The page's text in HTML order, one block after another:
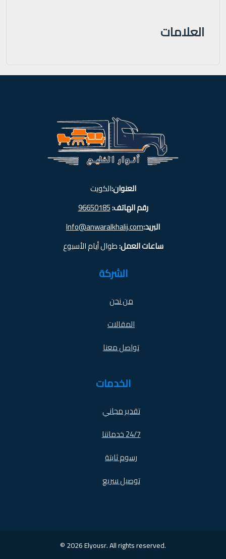
العلامات
العنوان:الكويت
رقم الهاتف:96650185
البريد:Info@anwaralkhalij.com
ساعات العمل:طوال أيام الأسبوع
الشركة
من نحن
المقالات
تواصل معنا
الخدمات
تقدير مجاني
24/7 خدماتنا
رسوم ثابتة
توصيل سريع
© 2026 Elyousr. All rights reserved.